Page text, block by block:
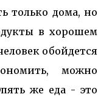
только дома, но
в хорошем
обойдется
можно
же еда - это